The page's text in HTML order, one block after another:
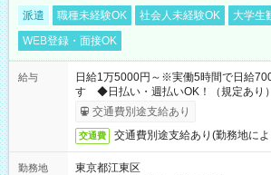
派遣 職種未経験OK 社会人未経験OK 大学生
WEB登録・面接OK
給与
日給1万5000円～※実働5時間で日給
す ◆日払い・週払いOK！（規定あり
も異なります
交通費別途支給あり
交通費 交通費別途支給あり(勤務地に
勤務地
東京都江東区